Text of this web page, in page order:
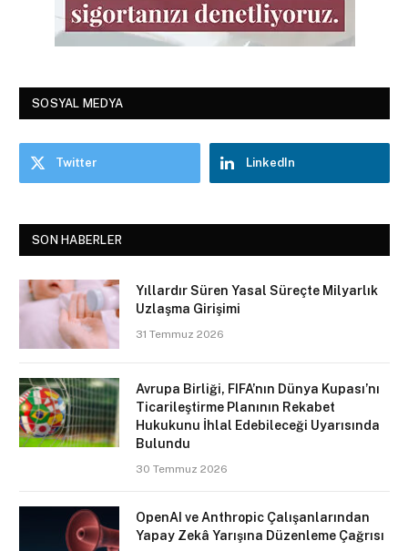
SOSYAL MEDYA
Twitter LinkedIn
SON HABERLER
Yıllardır Süren Yasal Süreçte Milyarlık
Uzlaşma Girişimi
31 Temmuz 2026
Avrupa Birliği, FIFA’nın Dünya Kupası’nı
Ticarileştirme Planının Rekabet
Hukukunu İhlal Edebileceği Uyarısında
Bulundu
30 Temmuz 2026
OpenAI ve Anthropic Çalışanlarından
Yapay Zekâ Yarışına Düzenleme Çağrısı